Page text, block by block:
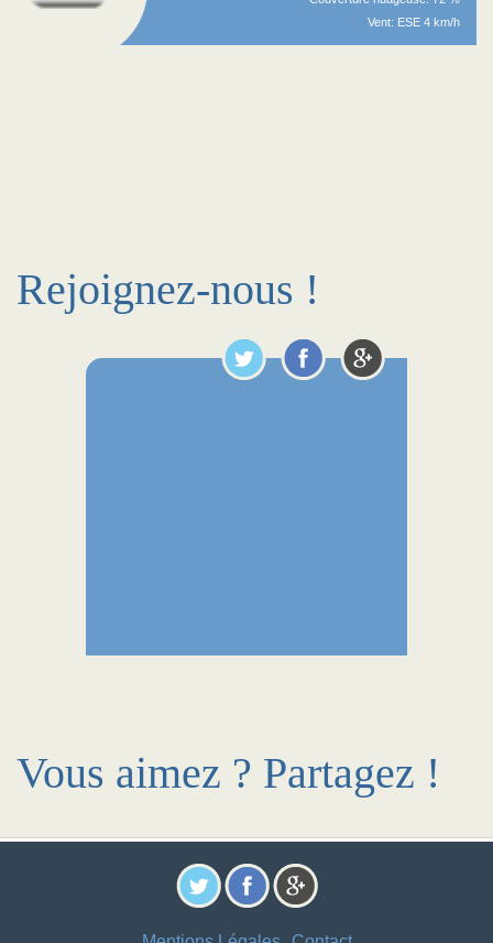
Vent: ESE 4 km/h
Rejoignez-nous !
Vous aimez ? Partagez !